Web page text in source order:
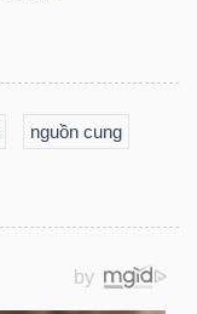
nguồn cung